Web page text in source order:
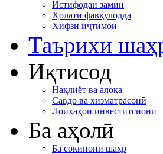
Истифодаи замин
Ҳолати фавқулодда
Хифзи иҷтимоӣ
Таърихи
Иқтисод
Нақлиёт ва алоқа
Савдо ва хизматрасонӣ
Лоиҳаҳои инвеститсионӣ
Ба аҳолӣ
Ба сокинони шаҳр